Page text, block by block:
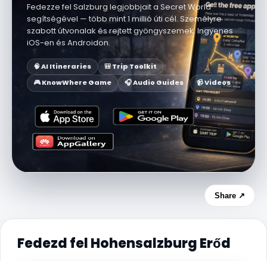
Fedezze fel Salzburg legjobbjait a Secret World
segítségével — több mint 1 millió úti cél. Személyre
szabott útvonalak és rejtett gyöngyszemek. Ingyenes
iOS-en és Androidon.
🧠 AI Itineraries
🎒 Trip Toolkit
🎮 KnowWhere Game
🎧 Audio Guides 📹 Videos
Share ↗
Fedezd fel Hohensalzburg Erőd